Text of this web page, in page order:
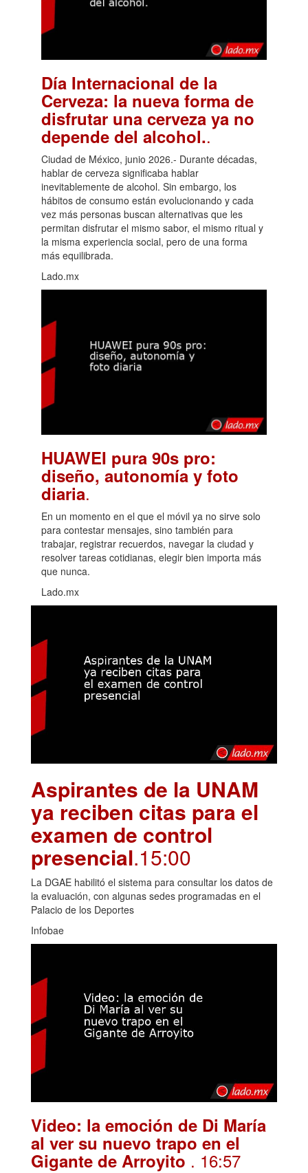
Día Internacional de la
Cerveza: la nueva forma de
disfrutar una cerveza ya no
depende del alcohol..
Ciudad de México, junio 2026.- Durante décadas,
hablar de cerveza significaba hablar
inevitablemente de alcohol. Sin embargo, los
hábitos de consumo están evolucionando y cada
vez más personas buscan alternativas que les
permitan disfrutar el mismo sabor, el mismo ritual y
la misma experiencia social, pero de una forma
más equilibrada.
Lado.mx
HUAWEI pura 90s pro:
diseño, autonomía y foto
diaria.
En un momento en el que el móvil ya no sirve solo
para contestar mensajes, sino también para
trabajar, registrar recuerdos, navegar la ciudad y
resolver tareas cotidianas, elegir bien importa más
que nunca.
Lado.mx
Aspirantes de la UNAM
ya reciben citas para el
examen de control
presencial.15:00
La DGAE habilitó el sistema para consultar los datos de
la evaluación, con algunas sedes programadas en el
Palacio de los Deportes
Infobae
Video: la emoción de Di María
al ver su nuevo trapo en el
Gigante de Arroyito . 16:57